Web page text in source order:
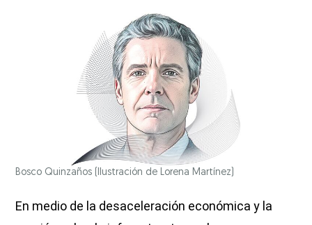
Bosco Quinzaños (Ilustración de Lorena Martínez)
En medio de la desaceleración económica y la